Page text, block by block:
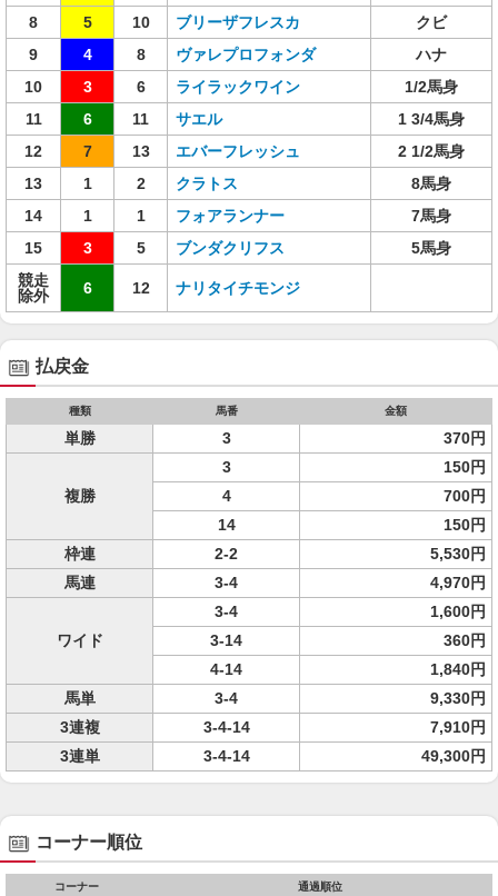
8
5 10 ブリーザフレスカ
クビ
9
4 8 ヴァレプロフォンダ
ハナ
10
3 6 ライラックワイン
1/2馬身
11
6 11 サエル
1 3/4馬身
12
7 13 エバーフレッシュ
2 1/2馬身
13
1 2 クラトス
8馬身
14
1 1 フォアランナー
7馬身
15
3 5 ブンダクリフス
5馬身
競走
除外
6 12 ナリタイチモンジ
払戻金
種類 馬番 金額
単勝 3 370円
複勝
3
150円
4
700円
14
150円
枠連
2-2
5,530円
馬連
3-4 4,970円
ワイド
3-4
1,600円
3-14
360円
4-14
1,840円
馬単
3-4
9,330円
3連複
3-4-14
7,910円
3連単
3-4-14 49,300円
コーナー順位
コーナー 通過順位